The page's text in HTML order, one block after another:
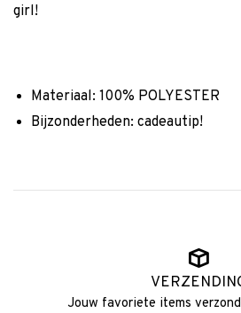
girl!
Materiaal: 100% POLYESTER
Bijzonderheden: cadeautip!
Jouw favoriete items